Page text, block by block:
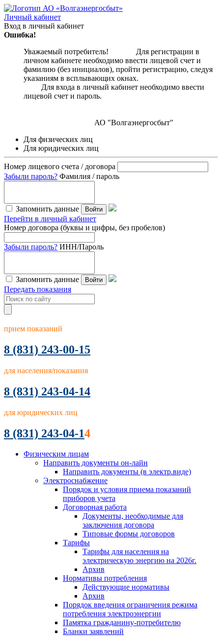
Личный кабинет
Вход в личный кабинет
Ошибка!
Уважаемый потребитель! Для регистрации в
личном кабинете необходимо ввести лицевой счет и
фамилию (без инициалов), пройти регистрацию, следуя
указаниям в всплывающих окнах.
Для входа в личный кабинет необходимо ввести
лицевой счет и пароль.
АО "Волгаэнергосбыт"
Для физических лиц
Для юридических лиц
Номер лицевого счета / договора
Забыли пароль? Фамилия / пароль
Запомнить данные Войти
Перейти в личный кабинет
Номер договора (буквы и цифры, без пробелов)
Забыли пароль? ИНН/Пароль
Запомнить данные Войти
Передать показания
прием показаний
8 (831) 243-00-15
для населения/показания
8 (831) 243-04-14
для юридических лиц
8 (831) 243-04-14
Физическим лицам
Направить документы он-лайн
Направить документы (в электр.виде)
Электроснабжение
Порядок и условия приема показаний
приборов учета
Договорная работа
Документы, необходимые для
заключения договора
Типовые формы договоров
Тарифы
Тарифы для населения на
электрическую энергию на 2026г.
Архив
Нормативы потребления
Действующие нормативы
Архив
Порядок введения ограничения режима
потребления электроэнергии
Памятка гражданину-потребителю
Бланки заявлений